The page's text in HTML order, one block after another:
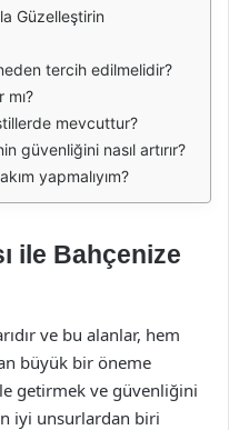
Güzelleştirin
tercih edilmelidir?
mı?
mevcuttur?
güvenliğini nasıl artırır?
yapmalıyım?
ile Bahçenize
ve bu alanlar, hem
büyük bir öneme
getirmek ve güvenliğini
iyi unsurlardan biri